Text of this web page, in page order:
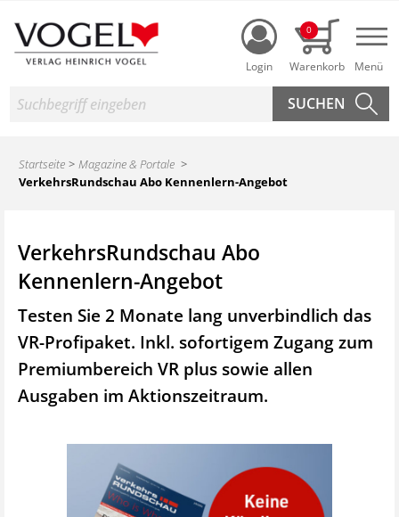
Login
0
Suche
Startseite
Magazine & Portale
VerkehrsRundschau Abo Kennenlern-Angebot
VerkehrsRundschau Abo
Kennenlern-Angebot
Testen Sie 2 Monate lang unverbindlich das
VR-Profipaket. Inkl. sofortigem Zugang zum
Premiumbereich VR plus sowie allen
Ausgaben im Aktionszeitraum.